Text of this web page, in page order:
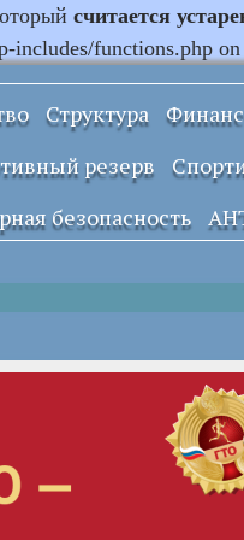
считается
includes/functions.php
Структура
резерв
безопасность